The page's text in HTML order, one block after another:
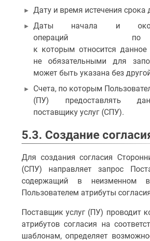
Дату и время истечения срока
Даты начала и
операций
к которым относится данное
не обязательными для
может быть указана без
Счета, по которым
(ПУ) предоставлять
поставщику услуг (СПУ).
5.3. Создание
Для создания согласия
(СПУ) направляет запрос
содержащий в неизменном
Пользователем атрибуты
Поставщик услуг (ПУ) проводит
атрибутов согласия на
шаблонам, определяет